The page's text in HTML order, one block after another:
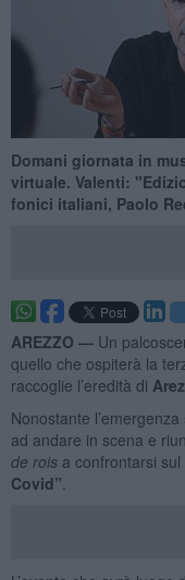
Domani giornata in
virtuale. Valenti:
fonici italiani, Paolo
AREZZO — Un
quello che ospiterà la
raccoglie l’eredità di
Nonostante
ad andare in scena e
de roisa confrontarsi sul
Covid”